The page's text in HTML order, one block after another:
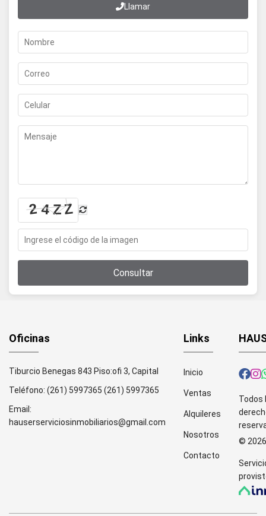
Llamar
Consultar
Oficinas
Tiburcio Benegas 843 Piso:ofi 3, Capital
Teléfono: (261) 5997365 (261) 5997365
Email:
hauserserviciosinmobiliarios@gmail.com
Links
Inicio
Ventas
Alquileres
Nosotros
Contacto
Todos
© 2026